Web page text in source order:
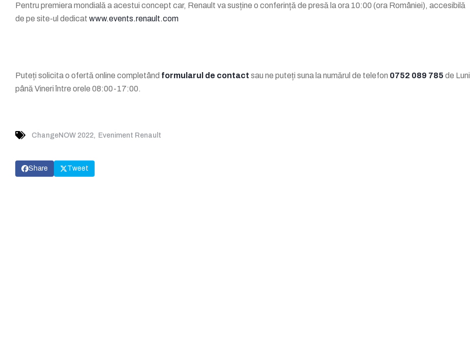
Pentru premiera mondială a acestui concept car, Renault va susține o conferință de presă la ora 10:00 (ora României), accesibilă
de pe site-ul dedicat www.events.renault.com
Puteți solicita o ofertă online completând formularul de contact sau ne puteți suna la numărul de telefon 0752 089 785 de Luni
până Vineri între orele 08:00-17:00.
ChangeNOW 2022 Eveniment Renault
Share Tweet